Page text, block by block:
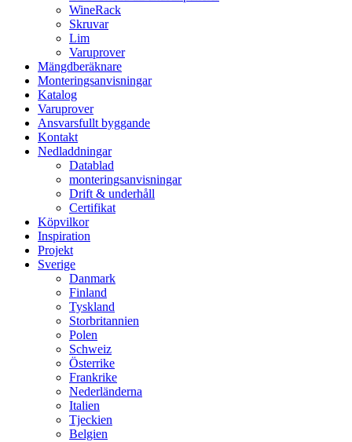
WineRack
Skruvar
Lim
Varuprover
Mängdberäknare
Monteringsanvisningar
Katalog
Varuprover
Ansvarsfullt byggande
Kontakt
Nedladdningar
Datablad
monteringsanvisningar
Drift & underhåll
Certifikat
Köpvilkor
Inspiration
Projekt
Sverige
Danmark
Finland
Tyskland
Storbritannien
Polen
Schweiz
Österrike
Frankrike
Nederländerna
Italien
Tjeckien
Belgien